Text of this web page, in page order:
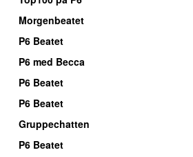
Morgenbeatet
P6 Beatet
P6 med Becca
P6 Beatet
P6 Beatet
Gruppechatten
P6 Beatet